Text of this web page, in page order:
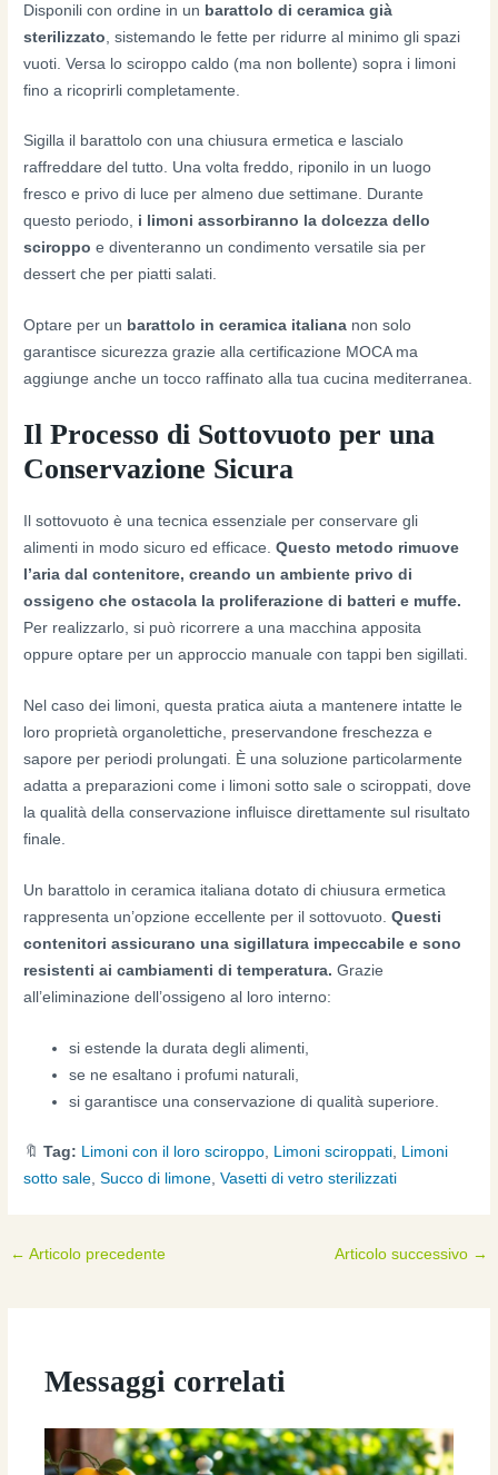
Disponili con ordine in un barattolo di ceramica già
sterilizzato , sistemando le fette per ridurre al minimo gli spazi
vuoti. Versa lo sciroppo caldo (ma non bollente) sopra i limoni
fino a ricoprirli completamente.
Sigilla il barattolo con una chiusura ermetica e lascialo
raffreddare del tutto. Una volta freddo, riponilo in un luogo
fresco e privo di luce per almeno due settimane. Durante
questo periodo, i limoni assorbiranno la dolcezza dello
sciroppo e diventeranno un condimento versatile sia per
dessert che per piatti salati.
Optare per un barattolo in ceramica italiana non solo
garantisce sicurezza grazie alla certificazione MOCA ma
aggiunge anche un tocco raffinato alla tua cucina mediterranea.
Il Processo di Sottovuoto per una
Conservazione Sicura
Il sottovuoto è una tecnica essenziale per conservare gli
alimenti in modo sicuro ed efficace.Questo metodo rimuove
l’aria dal contenitore, creando un ambiente privo di
ossigeno che ostacola la proliferazione di batteri e muffe.
Per realizzarlo, si può ricorrere a una macchina apposita
oppure optare per un approccio manuale con tappi ben sigillati.
Nel caso dei limoni, questa pratica aiuta a mantenere intatte le
loro proprietà organolettiche, preservandone freschezza e
sapore per periodi prolungati. È una soluzione particolarmente
adatta a preparazioni come i limoni sotto sale o sciroppati, dove
la qualità della conservazione influisce direttamente sul risultato
finale.
Un barattolo in ceramica italiana dotato di chiusura ermetica
rappresenta un’opzione eccellente per il sottovuoto.Questi
contenitori assicurano una sigillatura impeccabile e sono
resistenti ai cambiamenti di temperatura. Grazie
all’eliminazione dell’ossigeno al loro interno:
si estende la durata degli alimenti,
se ne esaltano i profumi naturali,
si garantisce una conservazione di qualità superiore.
🔖Tag: Limoni con il loro sciroppo, Limoni sciroppati, Limoni
sotto sale,Succo di limone,Vasetti di vetro sterilizzati
← Articolo precedente Articolo successivo →
Messaggi correlati